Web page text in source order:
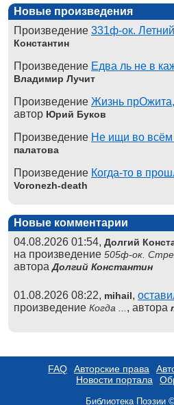
Новые произведения
Произведение 331ф-ок.
Константин
Произведение Едва ль не в
Владимир Лучит
Произведение Жизнь
автор Юрий Буков
Произведение Не ищи во
палатова
Произведение Когда-то в
Voronezh-death
Новые комментарии
04.08.2026 01:54, Долгий
на произведение 505ф-ок.
автораДолгий Константин
01.08.2026 08:22, mihail,
произведение Когда ... , автора
FAQ Авторские права
Новости портала
Библиотека Поэзии